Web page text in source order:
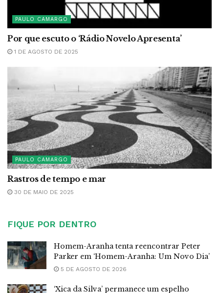
PAULO CAMARGO
Por que escuto o ‘Rádio Novelo Apresenta’
1 DE AGOSTO DE 2025
PAULO CAMARGO
Rastros de tempo e mar
30 DE MAIO DE 2025
FIQUE POR DENTRO
Homem-Aranha tenta reencontrar Peter
Parker em ‘Homem-Aranha: Um Novo Dia’
5 DE AGOSTO DE 2026
‘Xica da Silva’ permanece um espelho